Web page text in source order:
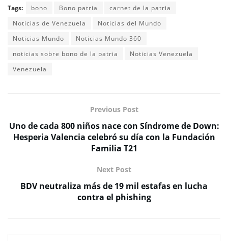
Tags: bono Bono patria
carnet de la patria
Noticias de Venezuela
Noticias del Mundo
Noticias Mundo
Noticias Mundo 360
noticias sobre bono de la patria
Noticias Venezuela
Venezuela
Previous Post
Uno de cada 800 niños nace con Síndrome de Down:
Hesperia Valencia celebró su día con la Fundación
Familia T21
Next Post
BDV neutraliza más de 19 mil estafas en lucha
contra el phishing